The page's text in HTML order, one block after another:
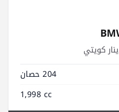
204 حصان
1,998 cc